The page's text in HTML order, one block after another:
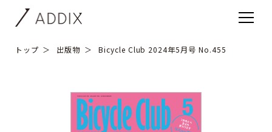
トップ 出版物 Bicycle Club 2024年5月号 No.455